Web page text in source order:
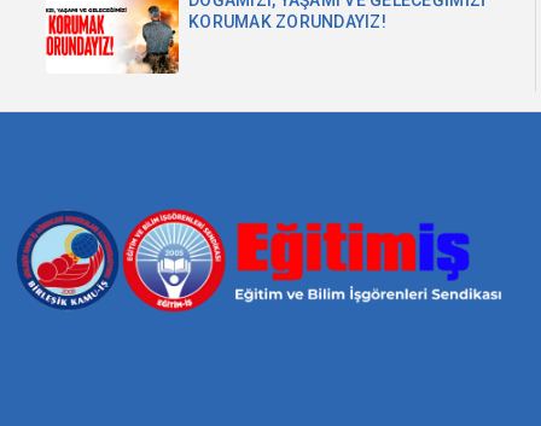
KORUMAK ZORUNDAYIZ!